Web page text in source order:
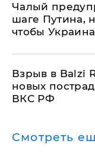
Чалый
шаге Путина,
чтобы
Взрыв в Balzi
новых
ВКС РФ
Смотреть